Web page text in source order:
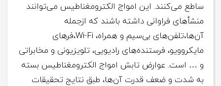
ساطع می‌کنند. این امواج الکترومغناطیس می‌توانند
منشأهای فراوانی داشته باشند که ازجمله
آن‌ها،تلفن‌های بی‌سیم و همراه، Wi-Fi،فرهای
مایکروویو، فرستنده‌های رادیویی، تلویزیونی و مخابراتی
و … است. عوارض تابش امواج الکترومغناطیس بسته
به‌ شدت و ضعف قدرت آن‌ها، طبق نتایج تحقیقات